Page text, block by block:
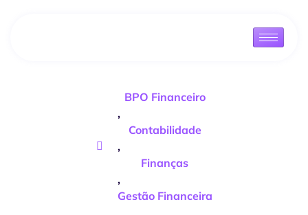
BPO Financeiro
,
Contabilidade
,
Finanças
,
Gestão Financeira